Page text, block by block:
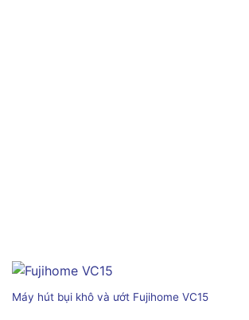
Máy hút bụi khô và ướt Fujihome VC15